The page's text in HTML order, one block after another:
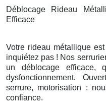
Déblocage Rideau
Efficace
Votre rideau métallique
inquiétez pas ! Nos
un déblocage
dysfonctionnement.
serrure, motorisation :
confiance.